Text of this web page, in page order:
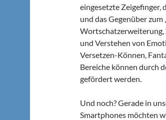
eingesetzte Zeigefinger,
und das Gegenüber
Wortschatzerweiterung,
und Verstehen von
Versetzen-Können,
Bereiche können durch
gefördert werden.
Und noch? Gerade in
Smartphones möchten